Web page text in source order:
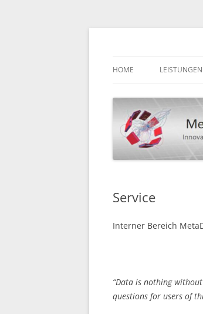
Zum
HOME LEISTUNGEN
Service
Interner Bereich
“Data is nothing
questions for users of